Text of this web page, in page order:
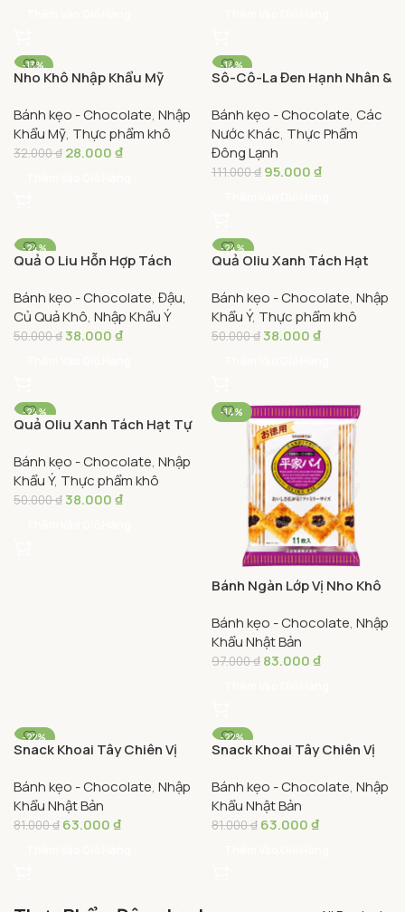
-13%
Nho Khô Nhập Khẩu Mỹ
Maid California Sun-Dried
Raisins
Bánh kẹo - Chocolate, Nhập
Khẩu Mỹ, Thực phẩm khô
32.000₫ 28.000₫
-14%
Sô-Cô-La Đen Hạnh Nhân &
60g – Mr. Viet 08 Dark
Chocolate Almond & Raisin
Bar 60g
Bánh kẹo - Chocolate, Các
Nước Khác, Thực Phẩm
Đông Lạnh
111.000₫ 95.000₫
-24%
Quả O Liu Hỗn Hợp Tách
Gói 30g – Frutto Olive Mix
Seasoned Pitted Olive Mix
30g
Bánh kẹo - Chocolate, Đậu,
Củ Quả Khô, Nhập Khẩu Ý
50.000₫38.000₫
-24%
Quả Oliu Xanh Tách Hạt
Gói 30g – Frutto D’Italia
Castelvetrano Olives
Pitted Green Olives With
Bánh kẹo - Chocolate, Nhập
Khẩu Ý, Thực phẩm khô
50.000₫38.000₫
-24%
Quả Oliu Xanh Tách Hạt Tự
30g – Frutto D’Italia
Castelvetrano Olives
Pitted Green Olives 30g
Bánh kẹo - Chocolate, Nhập
Khẩu Ý, Thực phẩm khô
50.000₫38.000₫
-14%
Bánh Ngàn Lớp Vị Nho Khô
Sanritsu Heike Pie 11 Pcs
Bánh kẹo - Chocolate, Nhập
Khẩu Nhật Bản
97.000₫ 83.000₫
-22%
Snack Khoai Tây Chiên Vị
Nhật Bản Chip Star 105g –
Chip Star Potato Chips
Seaweed And Salt 105g
Bánh kẹo - Chocolate, Nhập
Khẩu Nhật Bản
81.000₫ 63.000₫
-22%
Snack Khoai Tây Chiên Vị
Nhật Bản Chip Star 105g –
Chip Star Potato Chips
Lightly Salted 105g
Bánh kẹo - Chocolate, Nhập
Khẩu Nhật Bản
81.000₫ 63.000₫